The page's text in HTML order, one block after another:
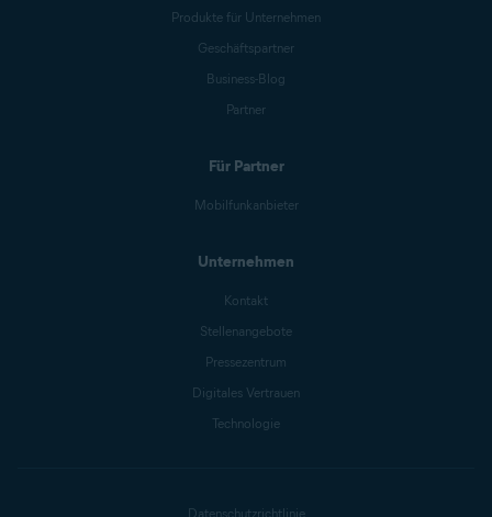
Produkte für Unternehmen
Geschäftspartner
Business-Blog
Partner
Für Partner
Mobilfunkanbieter
Unternehmen
Kontakt
Stellenangebote
Pressezentrum
Digitales Vertrauen
Technologie
Datenschutzrichtlinie